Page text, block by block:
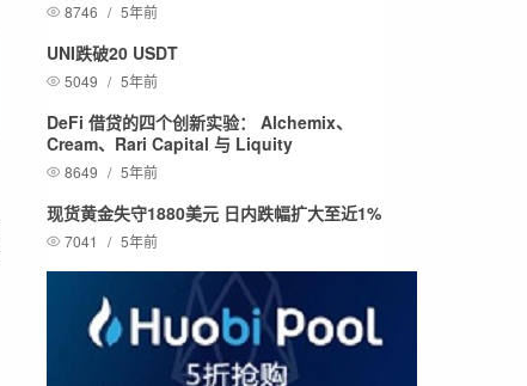
8746 / 5年前
UNI跌破20 USDT
5049 / 5年前
DeFi 借贷的四个创新实验： Alchemix、
Cream、Rari Capital 与 Liquity
8649 / 5年前
现货黄金失守1880美元 日内跌幅扩大至近1%
7041 / 5年前